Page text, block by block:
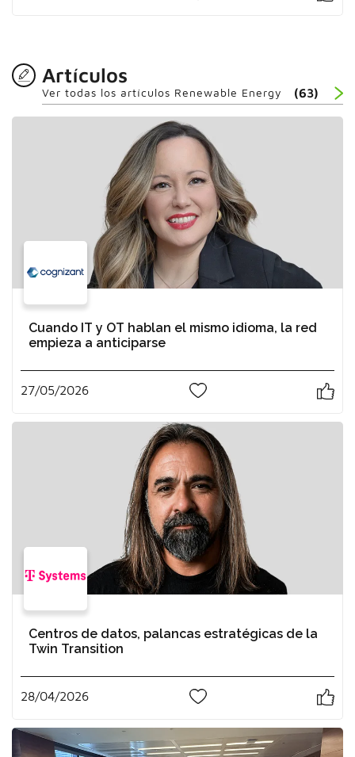
Artículos
Ver todas los artículos Renewable Energy (63)
Cuando IT y OT hablan el mismo idioma, la red
empieza a anticiparse
27/05/2026
Centros de datos, palancas estratégicas de la
Twin Transition
28/04/2026